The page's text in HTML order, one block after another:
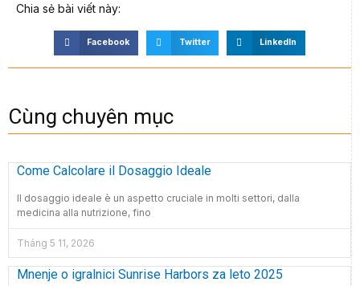
Chia sẻ bài viết này:
Facebook Twitter LinkedIn
Cùng chuyên mục
Come Calcolare il Dosaggio Ideale
Il dosaggio ideale è un aspetto cruciale in molti settori, dalla
medicina alla nutrizione, fino
Tháng 5 11, 2026
Mnenje o igralnici Sunrise Harbors za leto 2025